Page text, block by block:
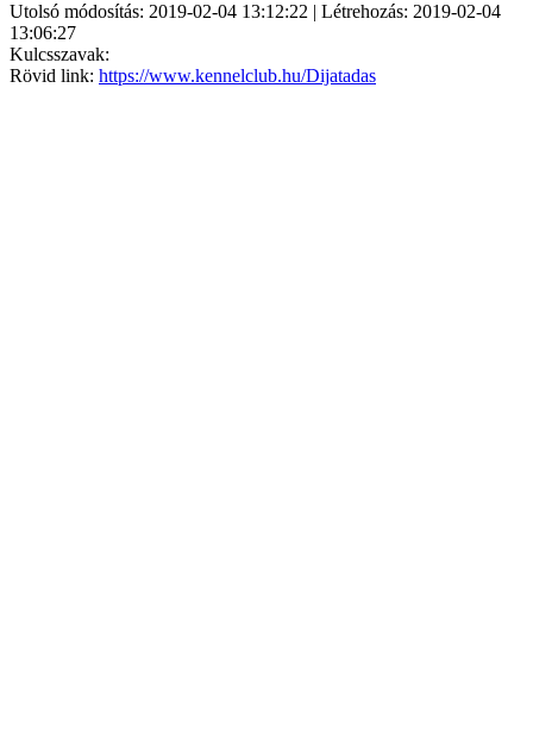
Utolsó módosítás: 2019-02-04 13:12:22 | Létrehozás: 2019-02-04
13:06:27
Kulcsszavak:
Rövid link: https://www.kennelclub.hu/Dijatadas